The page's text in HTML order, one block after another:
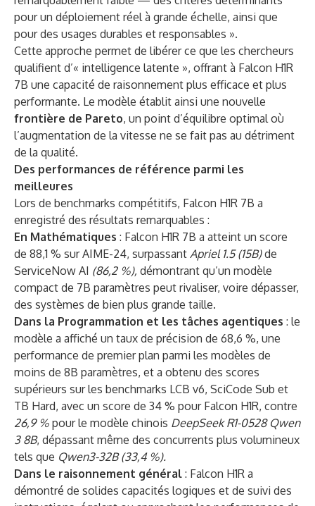
pour un déploiement réel à grande échelle, ainsi que
pour des usages durables et responsables ».
Cette approche permet de libérer ce que les chercheurs
qualifient d’« intelligence latente », offrant à Falcon H1R
7B une capacité de raisonnement plus efficace et plus
performante. Le modèle établit ainsi une nouvelle
frontière de Pareto, un point d’équilibre optimal où
l’augmentation de la vitesse ne se fait pas au détriment
de la qualité.
Des performances de référence parmi les
meilleures
Lors de benchmarks compétitifs, Falcon H1R 7B a
enregistré des résultats remarquables :
En Mathématiques : Falcon H1R 7B a atteint un score
de 88,1 % sur AIME-24, surpassant Apriel 1.5 (15B)de
ServiceNow AI (86,2 %), démontrant qu’un modèle
compact de 7B paramètres peut rivaliser, voire dépasser,
des systèmes de bien plus grande taille.
Dans la Programmation et les tâches agentiques : le
modèle a affiché un taux de précision de 68,6 %, une
performance de premier plan parmi les modèles de
moins de 8B paramètres, et a obtenu des scores
supérieurs sur les benchmarks LCB v6, SciCode Sub et
TB Hard, avec un score de 34 % pour Falcon H1R, contre
26,9 % pour le modèle chinois DeepSeek R1-0528 Qwen
3 8B, dépassant même des concurrents plus volumineux
tels que Qwen3-32B (33,4 %).
Dans le raisonnement général : Falcon H1R a
démontré de solides capacités logiques et de suivi des